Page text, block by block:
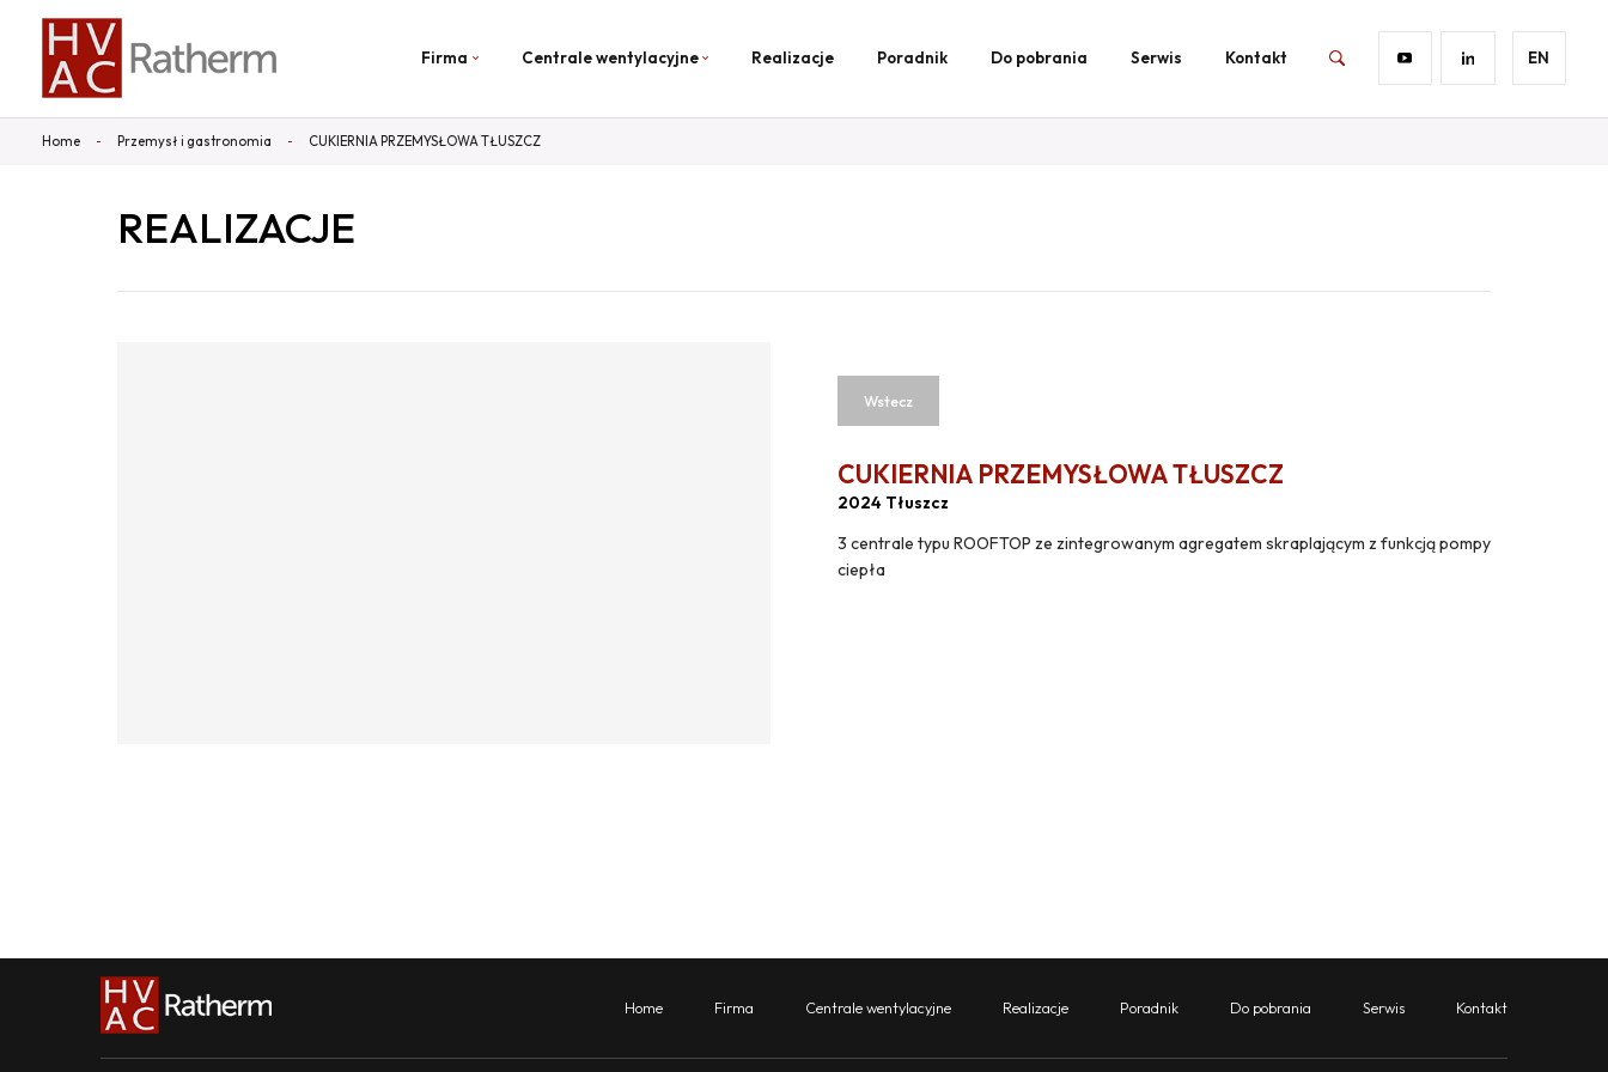
Firma Centrale wentylacyjne Realizacje Poradnik Do pobrania Serwis Kontakt EN
Home Przemysł i gastronomia CUKIERNIA PRZEMYSŁOWA TŁUSZCZ
REALIZACJE
Wstecz
CUKIERNIA PRZEMYSŁOWA TŁUSZCZ
2024 Tłuszcz
3 centrale typu ROOFTOP ze zintegrowanym agregatem skraplającym z funkcją pompy
ciepła
Home Firma Centrale wentylacyjne Realizacje Poradnik Do pobrania Serwis Kontakt